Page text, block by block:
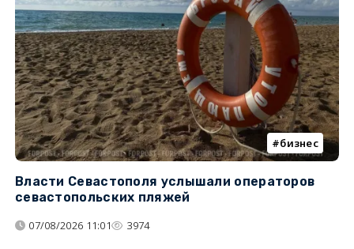
бизнес
Власти Севастополя услышали операторов
севастопольских пляжей
07/08/2026 11:01 3974